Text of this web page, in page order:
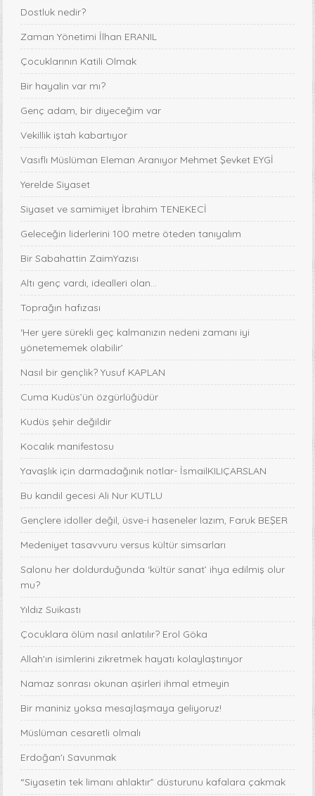
Dostluk nedir?
Zaman Yönetimi İlhan ERANIL
Çocuklarının Katili Olmak
Bir hayalin var mı?
Genç adam, bir diyeceğim var
Vekillik iştah kabartıyor
Vasıflı Müslüman Eleman Aranıyor Mehmet Şevket EYGİ
Yerelde Siyaset
Siyaset ve samimiyet İbrahim TENEKECİ
Geleceğin liderlerini 100 metre öteden tanıyalım
Bir Sabahattin ZaimYazısı
Altı genç vardı, idealleri olan...
Toprağın hafızası
‘Her yere sürekli geç kalmanızın nedeni zamanı iyi
yönetememek olabilir’
Nasıl bir gençlik? Yusuf KAPLAN
Cuma Kudüs’ün özgürlüğüdür
Kudüs şehir değildir
Kocalık manifestosu
Yavaşlık için darmadağınık notlar- İsmailKILIÇARSLAN
Bu kandil gecesi Ali Nur KUTLU
Gençlere idoller değil, üsve-i haseneler lazım, Faruk BEŞER
Medeniyet tasavvuru versus kültür simsarları
Salonu her doldurduğunda ‘kültür sanat’ ihya edilmiş olur
mu?
Yıldız Suikastı
Çocuklara ölüm nasıl anlatılır? Erol Göka
Allah'ın isimlerini zikretmek hayatı kolaylaştırıyor
Namaz sonrası okunan aşirleri ihmal etmeyin
Bir maniniz yoksa mesajlaşmaya geliyoruz!
Müslüman cesaretli olmalı
Erdoğan'ı Savunmak
“Siyasetin tek limanı ahlaktır” düsturunu kafalara çakmak